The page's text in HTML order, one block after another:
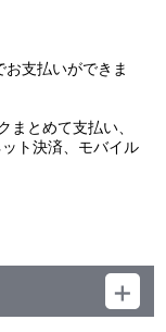
支払いができま
とめて支払い、
ト決済、モバイル